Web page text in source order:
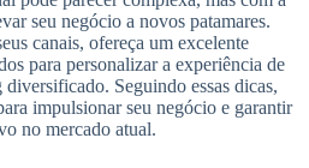
seu negócio a novos patamares.
canais, ofereça um excelente
para personalizar a experiência de
Seguindo essas dicas,
impulsionar seu negócio e garantir
no mercado atual.